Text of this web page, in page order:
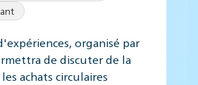
organisé par
de discuter de la
achats circulaires